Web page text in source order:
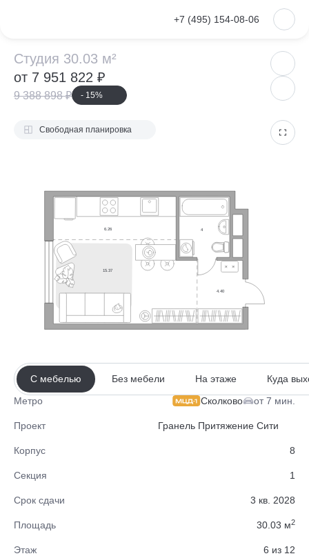
+7 (495) 154-08-06
Студия 30.03 м²
Студия 30.03 м²
от 7 951 822 ₽
9 388 898 ₽ - 15%
VKontakte
Метро Сколково от 7 мин.
Проект Гранель Притяжение Сити
Корпус 8
Секция 1
Срок сдачи 3 кв. 2028
Площадь 30.03 м2
Этаж 6 из 12
15.37
6.26 4
4.40
Свободная планировка
С мебелью Без мебели На этаже Куда